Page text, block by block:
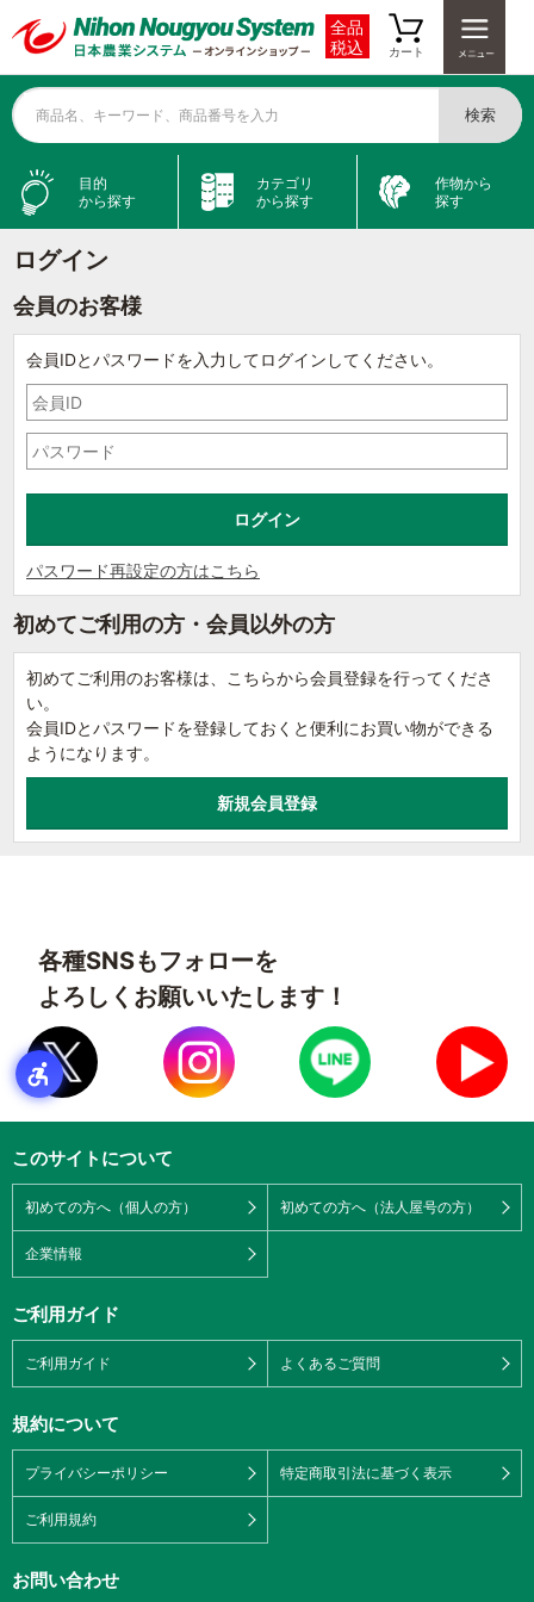
全品
税込
カート
商品名、キーワード、商品番号を入力 検索
目的
から探す
カテゴリ
から探す
作物から
探す
ログイン
会員のお客様
会員IDとパスワードを入力してログインしてください。
パスワード再設定の方はこちら
初めてご利用の方・会員以外の方
初めてご利用のお客様は、こちらから会員登録を行ってくださ
い。
会員IDとパスワードを登録しておくと便利にお買い物ができる
ようになります。
各種SNSもフォローを
よろしくお願いいたします！
このサイトについて
初めての方へ（個人の方） 初めての方へ（法人屋号の方）
企業情報
ご利用ガイド
ご利用ガイド よくあるご質問
規約について
プライバシーポリシー 特定商取引法に基づく表示
ご利用規約
お問い合わせ